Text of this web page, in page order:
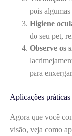
pois algumas
Higiene
do seu pet,
Observe os
para
Aplicações
Agora que você
visão, veja como